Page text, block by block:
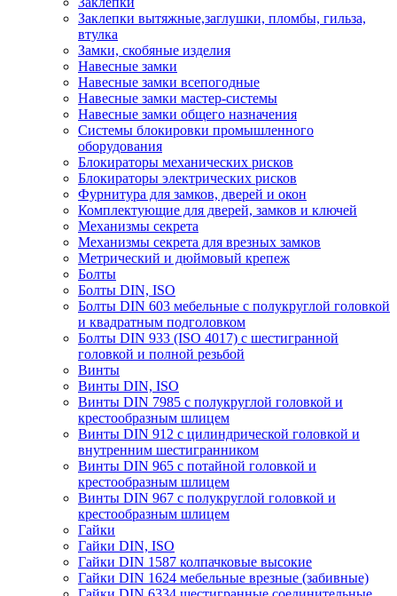
Заклепки вытяжные,заглушки, пломбы, гильза,
втулка
Замки, скобяные изделия
Навесные замки
Навесные замки всепогодные
Навесные замки мастер-системы
Навесные замки общего назначения
Системы блокировки промышленного
оборудования
Блокираторы механических рисков
Блокираторы электрических рисков
Фурнитура для замков, дверей и окон
Комплектующие для дверей, замков и ключей
Механизмы секрета
Механизмы секрета для врезных замков
Метрический и дюймовый крепеж
Болты
Болты DIN, ISO
Болты DIN 603 мебельные с полукруглой головкой
и квадратным подголовком
Болты DIN 933 (ISO 4017) с шестигранной
головкой и полной резьбой
Винты
Винты DIN, ISO
Винты DIN 7985 с полукруглой головкой и
крестообразным шлицем
Винты DIN 912 с цилиндрической головкой и
внутренним шестигранником
Винты DIN 965 с потайной головкой и
крестообразным шлицем
Винты DIN 967 с полукруглой головкой и
крестообразным шлицем
Гайки
Гайки DIN, ISO
Гайки DIN 1587 колпачковые высокие
Гайки DIN 1624 мебельные врезные (забивные)